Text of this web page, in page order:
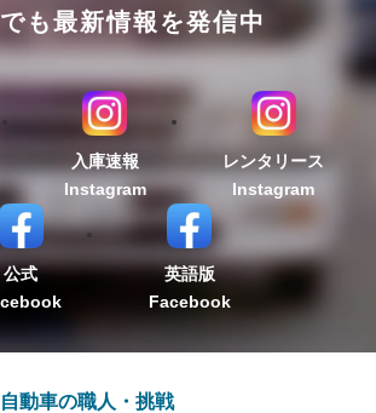
も最新情報を発信中
入庫速報
Instagram
レンタリース
Instagram
公式
英語版
Facebook
動車の職人・挑戦